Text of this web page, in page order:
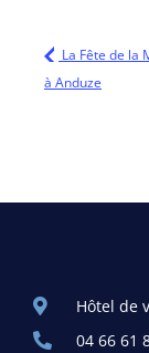
La Fête de la
à Anduze
Hôtel de
04 66 61